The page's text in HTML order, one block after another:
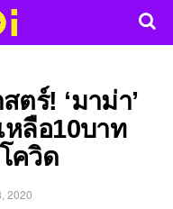
ตร์! ‘มาม่า’
หลือ10บาท
ควิด
2020